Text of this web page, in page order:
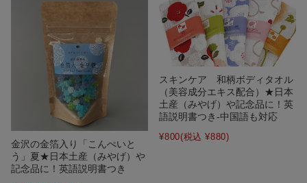
金沢の金箔入り「こんぺいと
う」夏★日本土産（みやげ）や
記念品に！英語説明書つき
スキンケア 和柄ボディタオル
（美容成分エキス配合）★日本
土産（みやげ）や記念品に！英
語説明書つき-中国語も対応
¥800(税込 ¥880)